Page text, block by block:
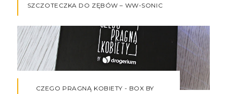
SZCZOTECZKA DO ZĘBÓW – WW-SONIC
CZEGO PRAGNĄ KOBIETY - BOX BY